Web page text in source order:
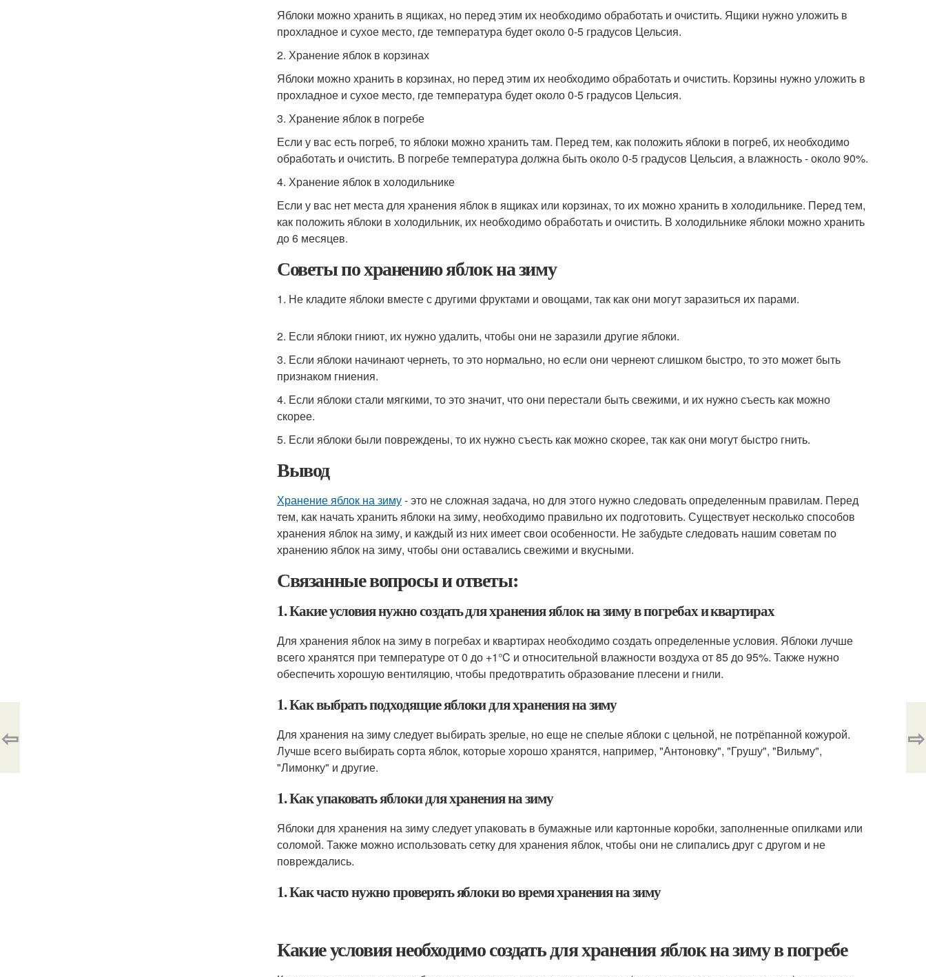
Яблоки можно хранить в ящиках, но перед этим их необходимо обработать и очистить. Ящики нужно уложить в
прохладное и сухое место, где температура будет около 0-5 градусов Цельсия.
2. Хранение яблок в корзинах
Яблоки можно хранить в корзинах, но перед этим их необходимо обработать и очистить. Корзины нужно уложить в
прохладное и сухое место, где температура будет около 0-5 градусов Цельсия.
3. Хранение яблок в погребе
Если у вас есть погреб, то яблоки можно хранить там. Перед тем, как положить яблоки в погреб, их необходимо
обработать и очистить. В погребе температура должна быть около 0-5 градусов Цельсия, а влажность - около 90%.
4. Хранение яблок в холодильнике
Если у вас нет места для хранения яблок в ящиках или корзинах, то их можно хранить в холодильнике. Перед тем,
как положить яблоки в холодильник, их необходимо обработать и очистить. В холодильнике яблоки можно хранить
до 6 месяцев.
Советы по хранению яблок на зиму
1. Не кладите яблоки вместе с другими фруктами и овощами, так как они могут заразиться их парами.
2. Если яблоки гниют, их нужно удалить, чтобы они не заразили другие яблоки.
3. Если яблоки начинают чернеть, то это нормально, но если они чернеют слишком быстро, то это может быть
признаком гниения.
4. Если яблоки стали мягкими, то это значит, что они перестали быть свежими, и их нужно съесть как можно
скорее.
5. Если яблоки были повреждены, то их нужно съесть как можно скорее, так как они могут быстро гнить.
Вывод
Хранение яблок на зиму- это не сложная задача, но для этого нужно следовать определенным правилам. Перед
тем, как начать хранить яблоки на зиму, необходимо правильно их подготовить. Существует несколько способов
хранения яблок на зиму, и каждый из них имеет свои особенности. Не забудьте следовать нашим советам по
хранению яблок на зиму, чтобы они оставались свежими и вкусными.
Связанные вопросы и ответы:
1. Какие условия нужно создать для хранения яблок на зиму в погребах и квартирах
Для хранения яблок на зиму в погребах и квартирах необходимо создать определенные условия. Яблоки лучше
всего хранятся при температуре от 0 до +1°C и относительной влажности воздуха от 85 до 95%. Также нужно
обеспечить хорошую вентиляцию, чтобы предотвратить образование плесени и гнили.
1. Как выбрать подходящие яблоки для хранения на зиму
Для хранения на зиму следует выбирать зрелые, но еще не спелые яблоки с цельной, не потрёпанной кожурой.
Лучше всего выбирать сорта яблок, которые хорошо хранятся, например, "Антоновку", "Грушу", "Вильму",
"Лимонку" и другие.
1. Как упаковать яблоки для хранения на зиму
Яблоки для хранения на зиму следует упаковать в бумажные или картонные коробки, заполненные опилками или
соломой. Также можно использовать сетку для хранения яблок, чтобы они не слипались друг с другом и не
повреждались.
1. Как часто нужно проверять яблоки во время хранения на зиму
Какие условия необходимо создать для хранения яблок на зиму в погребе
⇦ ⇨